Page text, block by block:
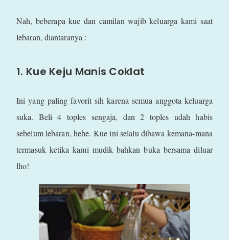
Nah, beberapa kue dan camilan wajib keluarga kami saat
lebaran, diantaranya :
1. Kue Keju Manis Coklat
Ini yang paling favorit sih karena semua anggota keluarga
suka. Beli 4 toples sengaja, dan 2 toples udah habis
sebelum lebaran, hehe. Kue ini selalu dibawa kemana-mana
termasuk ketika kami mudik bahkan buka bersama diluar
lho!